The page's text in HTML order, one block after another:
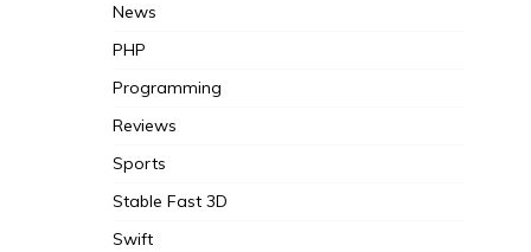
News
PHP
Programming
Reviews
Sports
Stable Fast 3D
Swift